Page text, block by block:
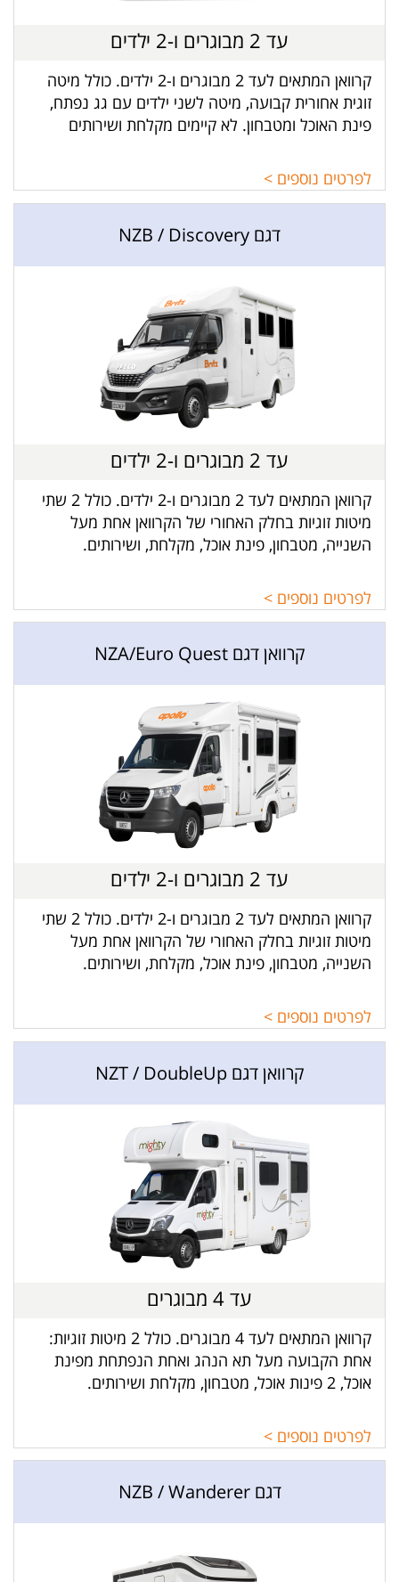
עד 2 מבוגרים ו-2 ילדים
קרוואן המתאים לעד 2 מבוגרים ו-2 ילדים. כולל מיטה
זוגית אחורית קבועה, מיטה לשני ילדים עם גג נפתח,
פינת האוכל ומטבחון. לא קיימים מקלחת ושירותים
לפרטים נוספים >
דגם NZB / Discovery
עד 2 מבוגרים ו-2 ילדים
קרוואן המתאים לעד 2 מבוגרים ו-2 ילדים. כולל 2 שתי
מיטות זוגיות בחלק האחורי של הקרוואן אחת מעל
השנייה, מטבחון, פינת אוכל, מקלחת, ושירותים.
לפרטים נוספים >
קרוואן דגם NZA/Euro Quest
עד 2 מבוגרים ו-2 ילדים
קרוואן המתאים לעד 2 מבוגרים ו-2 ילדים. כולל 2 שתי
מיטות זוגיות בחלק האחורי של הקרוואן אחת מעל
השנייה, מטבחון, פינת אוכל, מקלחת, ושירותים.
לפרטים נוספים >
קרוואן דגם NZT / DoubleUp
עד 4 מבוגרים
קרוואן המתאים לעד 4 מבוגרים. כולל 2 מיטות זוגיות:
אחת הקבועה מעל תא הנהג ואחת הנפתחת מפינת
אוכל, 2 פינות אוכל, מטבחון, מקלחת ושירותים.
לפרטים נוספים >
דגם NZB / Wanderer